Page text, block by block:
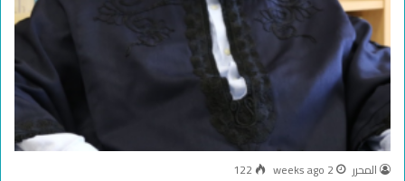
المحرر 2 weeks ago
122